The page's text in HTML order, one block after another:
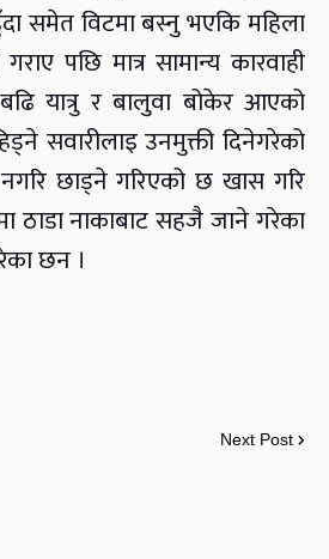
समेत विटमा बस्नु भएकि महिला
पछि मात्र सामान्य कारवाही
यात्रु र बालुवा बोकेर आएको
सवारीलाइ उनमुक्ती दिनेगरेको
छाड्ने गरिएको छ खास गरि
ठाडा नाकाबाट सहजै जाने गरेका
छन ।
Next Post